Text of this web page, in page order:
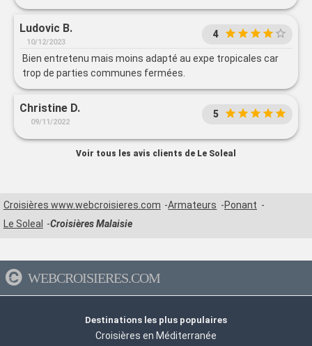
Ludovic B.
10/12/2023
4
Bien entretenu mais moins adapté au expe tropicales car
trop de parties communes fermées.
Christine D.
09/11/2022
5
Voir tous les avis clients de Le Soleal
Croisières www.webcroisieres.com Armateurs
Ponant
Le Soleal
Croisières Malaisie
WEBCROISIERES.COM
Destinations les plus populaires
Croisières en Méditerranée